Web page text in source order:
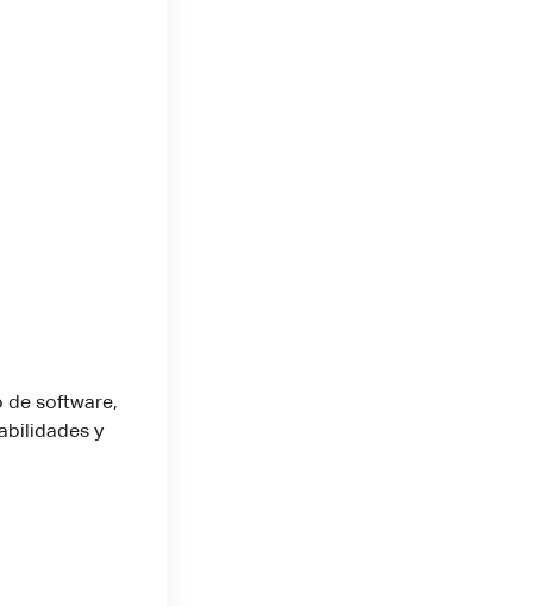
de software,
y